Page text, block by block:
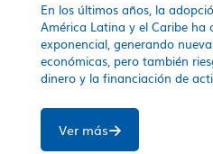
En los últimos años, la
América Latina y el Caribe ha
exponencial, generando
económicas, pero también
dinero y la financiación de
Ver más